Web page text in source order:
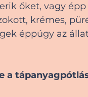
őket, vagy
krémes,
éppúgy az
a